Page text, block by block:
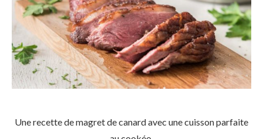
Une recette de magret de canard avec une cuisson parfaite